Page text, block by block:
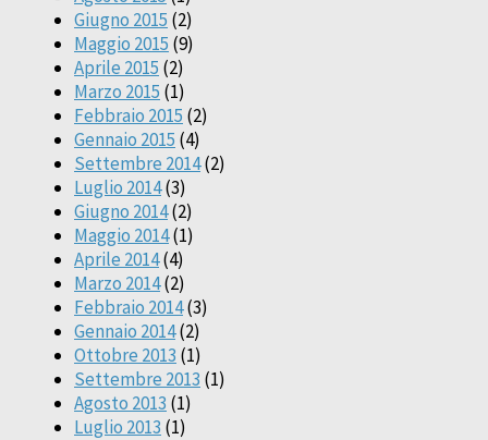
Giugno 2015 (2)
Maggio 2015 (9)
Aprile 2015 (2)
Marzo 2015 (1)
Febbraio 2015 (2)
Gennaio 2015 (4)
Settembre 2014(2)
Luglio 2014(3)
Giugno 2014(2)
Maggio 2014(1)
Aprile 2014(4)
Marzo 2014(2)
Febbraio 2014(3)
Gennaio 2014(2)
Ottobre 2013 (1)
Settembre 2013 (1)
Agosto 2013 (1)
Luglio 2013 (1)